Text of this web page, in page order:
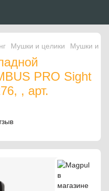
Мушки и целики Мушки и
PRO Sight
, арт.